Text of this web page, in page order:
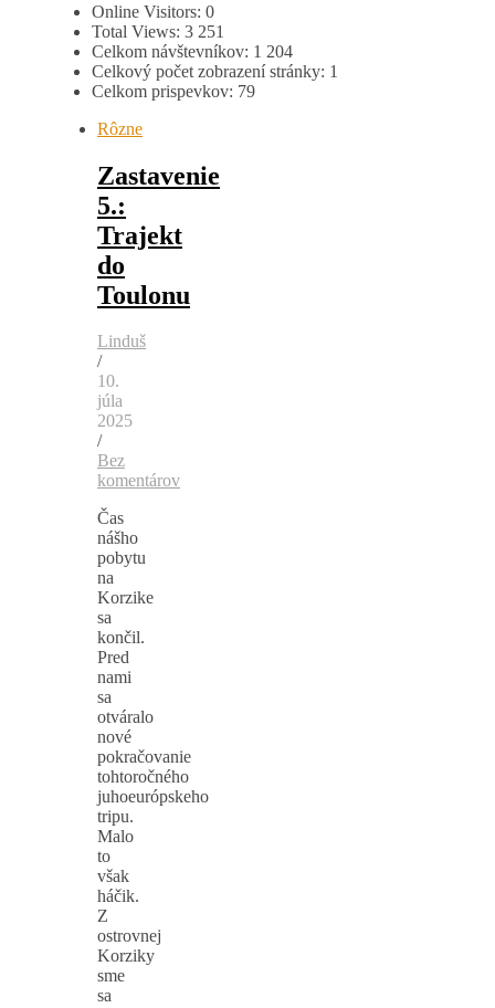
Online Visitors: 0
Total Views: 3 251
Celkom návštevníkov: 1 204
Celkový počet zobrazení stránky: 1
Celkom prispevkov: 79
Rôzne
Zastavenie
5.:
Trajekt
do
Toulonu
Linduš
/
10.
júla
2025
/
Bez
komentárov
Čas
nášho
pobytu
na
Korzike
sa
končil.
Pred
nami
sa
otváralo
nové
pokračovanie
tohtoročného
juhoeurópskeho
tripu.
Malo
to
však
háčik.
Z
ostrovnej
Korziky
sme
sa